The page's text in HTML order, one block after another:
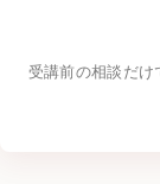
受講前の相談だけ